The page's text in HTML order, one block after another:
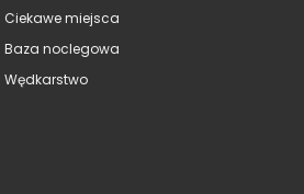
Ciekawe miejsca
Baza noclegowa
Wędkarstwo